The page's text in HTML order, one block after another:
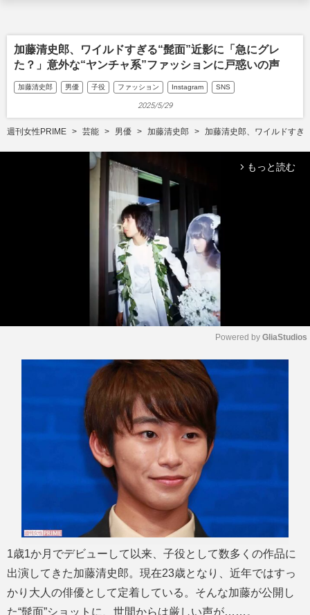
加藤清史郎、ワイルドすぎる“髭面”近影に「急にグレ
た？」意外な“ヤンチャ系”ファッションに戸惑いの声
加藤清史郎 男優 子役 ファッション Instagram SNS
2025/5/29
週刊女性PRIME 芸能 男優 加藤清史郎 加藤清史郎、ワイルドすぎ
arrow_forward_ios もっと読む
Powered by GliaStudios
1歳1か月でデビューして以来、子役として数多くの作品に
出演してきた加藤清史郎。現在23歳となり、近年ではすっ
かり大人の俳優として定着している。そんな加藤が公開し
た“髭面”ショットに、世間からは厳しい声が……。